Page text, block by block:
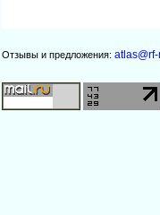
Отзывы и предложения: